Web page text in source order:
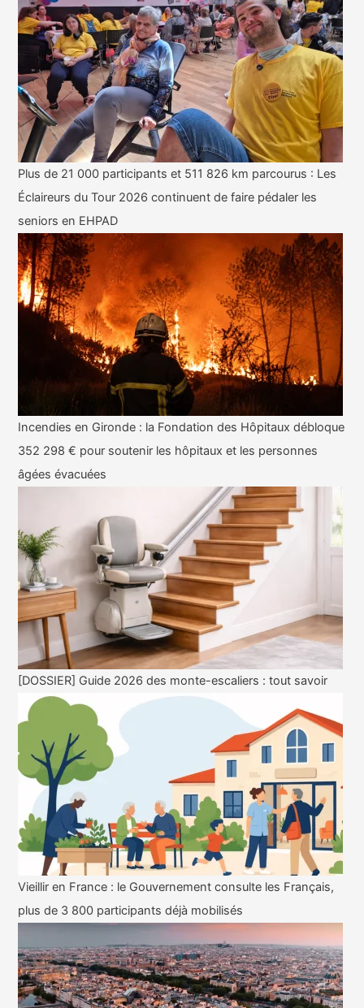
Plus de 21 000 participants et 511 826 km parcourus : Les
Éclaireurs du Tour 2026 continuent de faire pédaler les
seniors en EHPAD
Incendies en Gironde : la Fondation des Hôpitaux débloque
352 298 € pour soutenir les hôpitaux et les personnes
âgées évacuées
[DOSSIER] Guide 2026 des monte-escaliers : tout savoir
Vieillir en France : le Gouvernement consulte les Français,
plus de 3 800 participants déjà mobilisés